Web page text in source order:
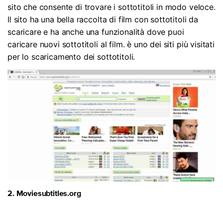
sito che consente di trovare i sottotitoli in modo veloce.
Il sito ha una bella raccolta di film con sottotitoli da
scaricare e ha anche una funzionalità dove puoi
caricare nuovi sottotitoli al film. è uno dei siti più visitati
per lo scaricamento dei sottotitoli.
2. Moviesubtitles.org